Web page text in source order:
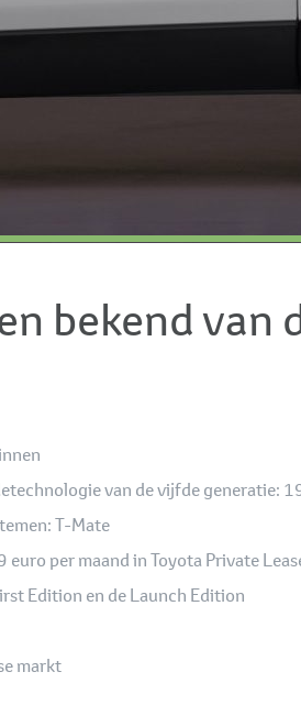
bekend van
van de vijfde generatie:
T-Mate
per maand in Toyota Private
Edition en de Launch Edition
markt